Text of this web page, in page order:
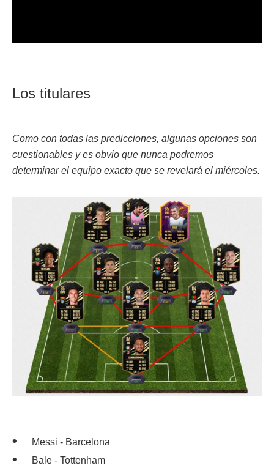
Los titulares
Como con todas las predicciones, algunas opciones son
cuestionables y es obvio que nunca podremos
determinar el equipo exacto que se revelará el miércoles.
Messi - Barcelona
Bale - Tottenham